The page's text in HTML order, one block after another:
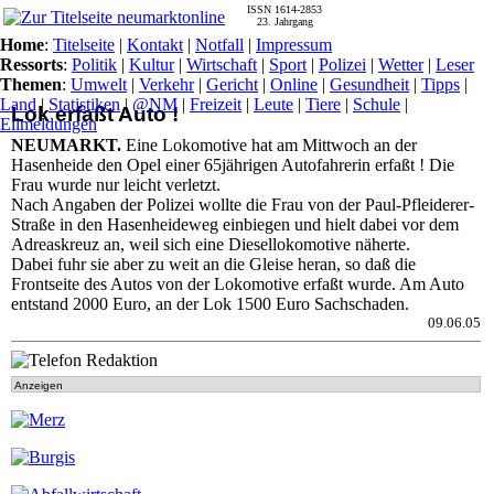
Lok erfaßt Auto !
NEUMARKT. Eine Lokomotive hat am Mittwoch an der
Hasenheide den Opel einer 65jährigen Autofahrerin erfaßt ! Die
Frau wurde nur leicht verletzt.
Nach Angaben der Polizei wollte die Frau von der Paul-Pfleiderer-
Straße in den Hasenheideweg einbiegen und hielt dabei vor dem
Adreaskreuz an, weil sich eine Diesellokomotive näherte.
Dabei fuhr sie aber zu weit an die Gleise heran, so daß die
Frontseite des Autos von der Lokomotive erfaßt wurde. Am Auto
entstand 2000 Euro, an der Lok 1500 Euro Sachschaden.
09.06.05
Anzeigen
ISSN 1614-2853
23. Jahrgang
Home: Titelseite | Kontakt | Notfall | Impressum
Ressorts: Politik | Kultur| Wirtschaft | Sport | Polizei | Wetter| Leser
Themen: Umwelt | Verkehr| Gericht | Online | Gesundheit | Tipps |
Land| Statistiken| @NM | Freizeit | Leute | Tiere | Schule |
Eilmeldungen